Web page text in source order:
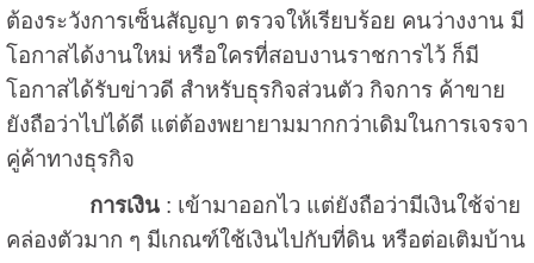
ต้องระวังการเซ็นสัญญา ตรวจให้เรียบร้อย คนว่างงาน มี
โอกาสได้งานใหม่ หรือใครที่สอบงานราชการไว้ ก็มี
โอกาสได้รับข่าวดี สำหรับธุรกิจส่วนตัว กิจการ ค้าขาย
ยังถือว่าไปได้ดี แต่ต้องพยายามมากกว่าเดิมในการเจรจา
คู่ค้าทางธุรกิจ
การเงิน: เข้ามาออกไว แต่ยังถือว่ามีเงินใช้จ่าย
คล่องตัวมาก ๆ มีเกณฑ์ใช้เงินไปกับที่ดิน หรือต่อเติมบ้าน